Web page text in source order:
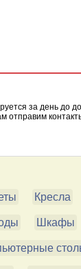
за день до
Кресла
Шкафы